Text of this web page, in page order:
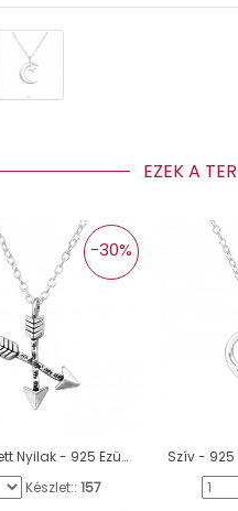
EZEK A
Keresztezett Nyilak - 925 Ezüst Kő nélküli nyakláncok A4S43864
-30%
Készlet:: 157